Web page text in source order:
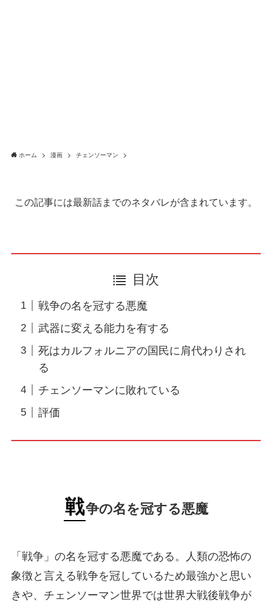
ホーム 漫画 チェンソーマン
この記事には最新話までのネタバレが含まれています。
目次
戦争の名を冠する悪魔
武器に変える能力を有する
死はカルフォルニアの国民に肩代わりされ
る
チェンソーマンに敗れている
評価
戦争の名を冠する悪魔
「戦争」の名を冠する悪魔である。人類の恐怖の
象徴と言える戦争を冠しているため最強かと思い
きや、チェンソーマン世界では世界大戦後戦争が